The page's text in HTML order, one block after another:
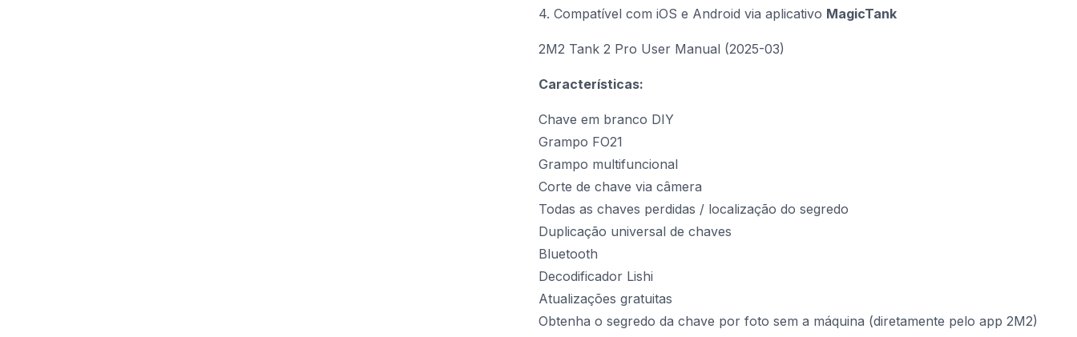
4. Compatível com iOS e Android via aplicativo MagicTank
2M2 Tank 2 Pro User Manual (2025-03)
Características:
Chave em branco DIY
Grampo FO21
Grampo multifuncional
Corte de chave via câmera
Todas as chaves perdidas / localização do segredo
Duplicação universal de chaves
Bluetooth
Decodificador Lishi
Atualizações gratuitas
Obtenha o segredo da chave por foto sem a máquina (diretamente pelo app 2M2)